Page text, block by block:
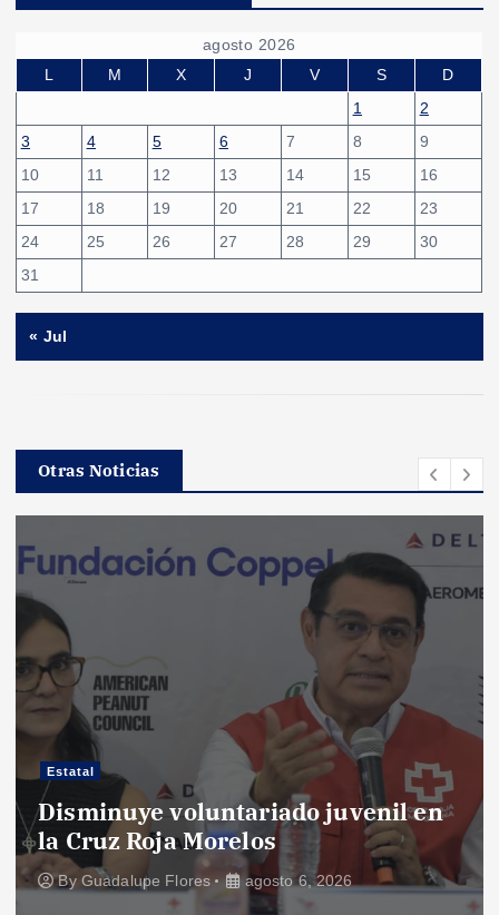
agosto 2026
L
M X J V S
D
1
2
3
4 5 6 7 8
9
10
11 12 13 14 15
16
17
18 19 20 21 22
23
24
25 26 27 28 29
30
31
« Jul
Otras Noticias
Estatal
Disminuye voluntariado juvenil en
la Cruz Roja Morelos
By Guadalupe Flores agosto 6, 2026